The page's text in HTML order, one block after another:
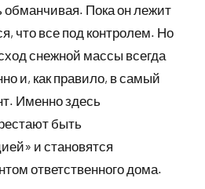
Пока он лежит
что все под контролем. Но
снежной массы всегда
и, как правило, в самый
Именно здесь
быть
и становятся
ответственного дома.